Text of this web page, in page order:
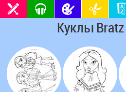
Куклы